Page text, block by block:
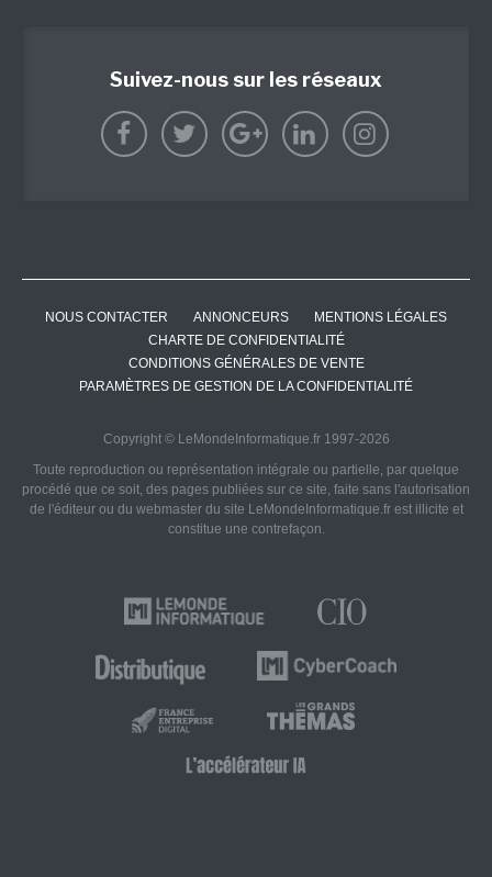
Suivez-nous sur les réseaux
NOUS CONTACTER ANNONCEURS
MENTIONS LÉGALES
CHARTE DE CONFIDENTIALITÉ
CONDITIONS GÉNÉRALES DE VENTE
PARAMÈTRES DE GESTION DE LA CONFIDENTIALITÉ
Copyright © LeMondeInformatique.fr 1997-2026
Toute reproduction ou représentation intégrale ou partielle, par quelque
procédé que ce soit, des pages publiées sur ce site, faite sans l'autorisation
de l'éditeur ou du webmaster du site LeMondeInformatique.fr est illicite et
constitue une contrefaçon.